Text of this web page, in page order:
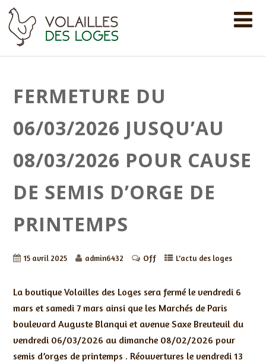
FERMETURE DU
06/03/2026 JUSQU’AU
08/03/2026 POUR CAUSE
DE SEMIS D’ORGE DE
PRINTEMPS
15 avril 2025 admin6432 Off L'actu des loges
La boutique Volailles des Loges sera fermé le vendredi 6
mars et samedi 7 mars ainsi que les Marchés de Paris
boulevard Auguste Blanqui et avenue Saxe Breuteuil du
vendredi 06/03/2026 au dimanche 08/02/2026 pour
semis d’orges de printemps . Réouvertures le vendredi 13